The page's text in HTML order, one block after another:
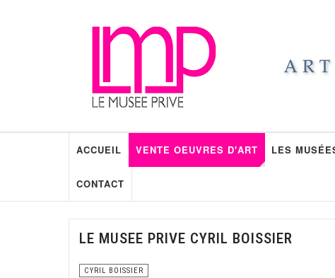
ACCUEIL VENTE OEUVRES D'ART LES
CONTACT
LE MUSEE PRIVE CYRIL BOISSIER
CYRIL BOISSIER